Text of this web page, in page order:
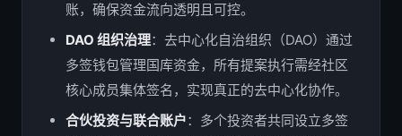
账，确保资金流向透明且可控。
DAO 组织治理：去中心化自治组织（DAO）通过
多签钱包管理国库资金，所有提案执行需经社区
核心成员集体签名，实现真正的去中心化协作。
合伙投资与联合账户：多个投资者共同设立多签